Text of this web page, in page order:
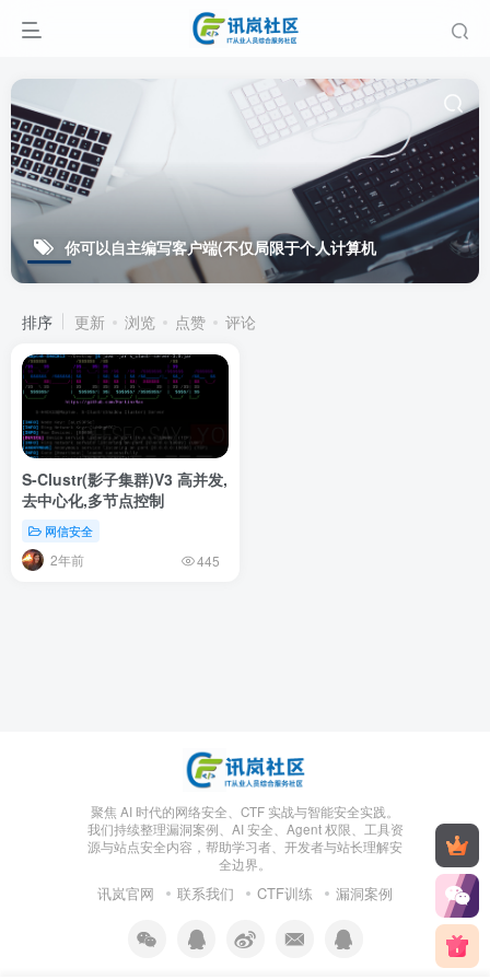
你可以自主编写客户端(不仅局限于个人计算机
排序 更新 浏览 点赞 评论
S-Clustr(影子集群)V3 高并发,
去中心化,多节点控制
网信安全
2年前 445
聚焦 AI 时代的网络安全、CTF 实战与智能安全实践。
我们持续整理漏洞案例、AI 安全、Agent 权限、工具资
源与站点安全内容，帮助学习者、开发者与站长理解安
全边界。
讯岚官网 联系我们 CTF训练 漏洞案例